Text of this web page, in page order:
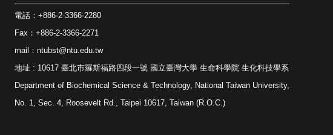
電話：+886-2-3366-2280
Fax：+886-2-3366-2271
mail：ntubst@ntu.edu.tw
地址 : 10617 臺北市羅斯福路四段一號 國立臺灣大學 生命科學院 生化科技學系
Department of Biochemical Science & Technology, National Taiwan University,
No. 1, Sec. 4, Roosevelt Rd., Taipei 10617, Taiwan (R.O.C.)